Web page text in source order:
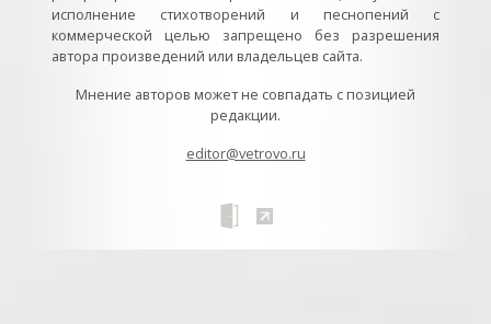
исполнение стихотворений и песнопений с
коммерческой целью запрещено без разрешения
автора произведений или владельцев сайта.
Мнение авторов может не совпадать с позицией
редакции.
editor@vetrovo.ru